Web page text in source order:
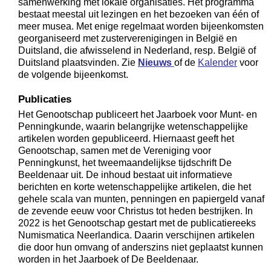
samenwerking met lokale organisaties. Het programma
bestaat meestal uit lezingen en het bezoeken van één of
meer musea. Met enige regelmaat worden bijeenkomsten
georganiseerd met zusterverenigingen in België en
Duitsland, die afwisselend in Nederland, resp. België of
Duitsland plaatsvinden. Zie Nieuws of de Kalender voor
de volgende bijeenkomst.
Publicaties
Het Genootschap publiceert het Jaarboek voor Munt- en
Penningkunde, waarin belangrijke wetenschappelijke
artikelen worden gepubliceerd. Hiernaast geeft het
Genootschap, samen met de Vereniging voor
Penningkunst, het tweemaandelijkse tijdschrift De
Beeldenaar uit. De inhoud bestaat uit informatieve
berichten en korte wetenschappelijke artikelen, die het
gehele scala van munten, penningen en papiergeld vanaf
de zevende eeuw voor Christus tot heden bestrijken. In
2022 is het Genootschap gestart met de publicatiereeks
Numismatica Neerlandica. Daarin verschijnen artikelen
die door hun omvang of anderszins niet geplaatst kunnen
worden in het Jaarboek of De Beeldenaar.